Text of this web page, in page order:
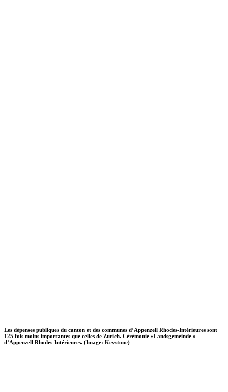
Les dépenses publiques du canton et des communes d’Appenzell Rhodes-Intérieures sont
125 fois moins importantes que celles de Zurich. Cérémonie «Landsgemeinde »
d’Appenzell Rhodes-Intérieures. (Image: Keystone)